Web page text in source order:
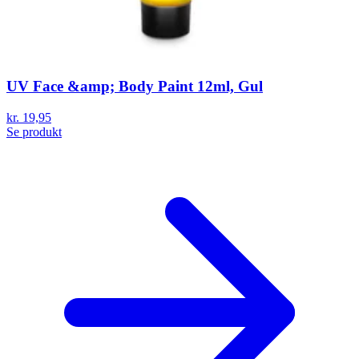
UV Face &amp; Body Paint 12ml, Gul
kr. 19,95
Se produkt